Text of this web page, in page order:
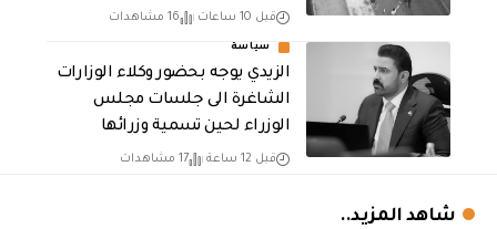
قبل 10 ساعات 16 مشاهدات
سياسة
الزيدي يوجه بحضور وكلاء الوزارات
الشاغرة الى جلسات مجلس
الوزراء لحين تسمية وزرائها
قبل 12 ساعة 17 مشاهدات
شاهد المزيد..